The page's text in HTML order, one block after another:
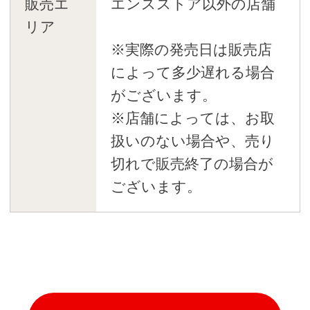
販売エ
リア
エンスストア以外の店舗
※実際の発売日は販売店
によって多少遅れる場合
がございます。
※店舗によっては、お取
扱いのない場合や、売り
切れで販売終了の場合が
ございます。